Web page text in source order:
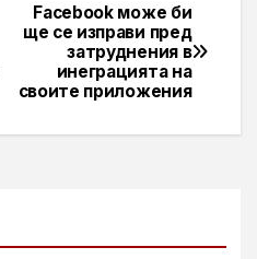
Facebook може би
ще се изправи пред
затруднения в
инеграцията на
своите приложения